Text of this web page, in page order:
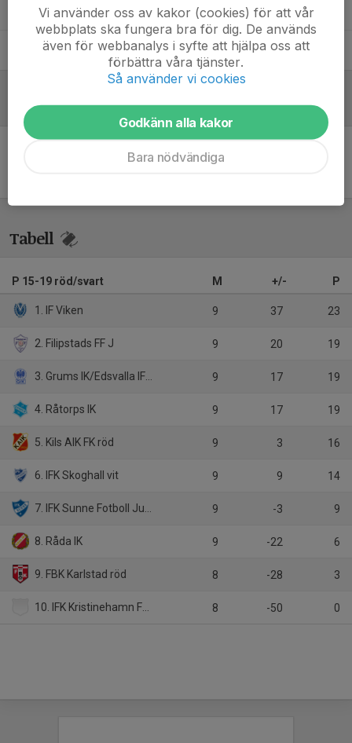
Fredrik ChölerTränare
Rickard SkoglundLagledare
Referat
Inget referat skrivet
Tabell
P 15-19 röd/svart M +/- P
1. IF Viken 9 37 23
2. Filipstads FF J 9 20 19
3. Grums IK/Edsvalla IF röd 9 17 19
4. Råtorps IK 9 17 19
5. Kils AIK FK röd 9 3 16
6. IFK Skoghall vit 9 9 14
7. IFK Sunne Fotboll Junior vit 9 -3 9
8. Råda IK 9 -22 6
9. FBK Karlstad röd 8 -28 3
10. IFK Kristinehamn Fotboll 2007-09 8 -50 0
Vi använder oss av kakor (cookies) för att vår
webbplats ska fungera bra för dig. De används
även för webbanalys i syfte att hjälpa oss att
förbättra våra tjänster.
Så använder vi cookies
Godkänn alla kakor
Bara nödvändiga